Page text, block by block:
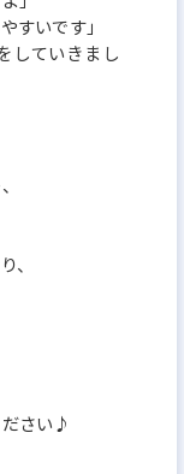
すいです」
していきまし
、
さい♪